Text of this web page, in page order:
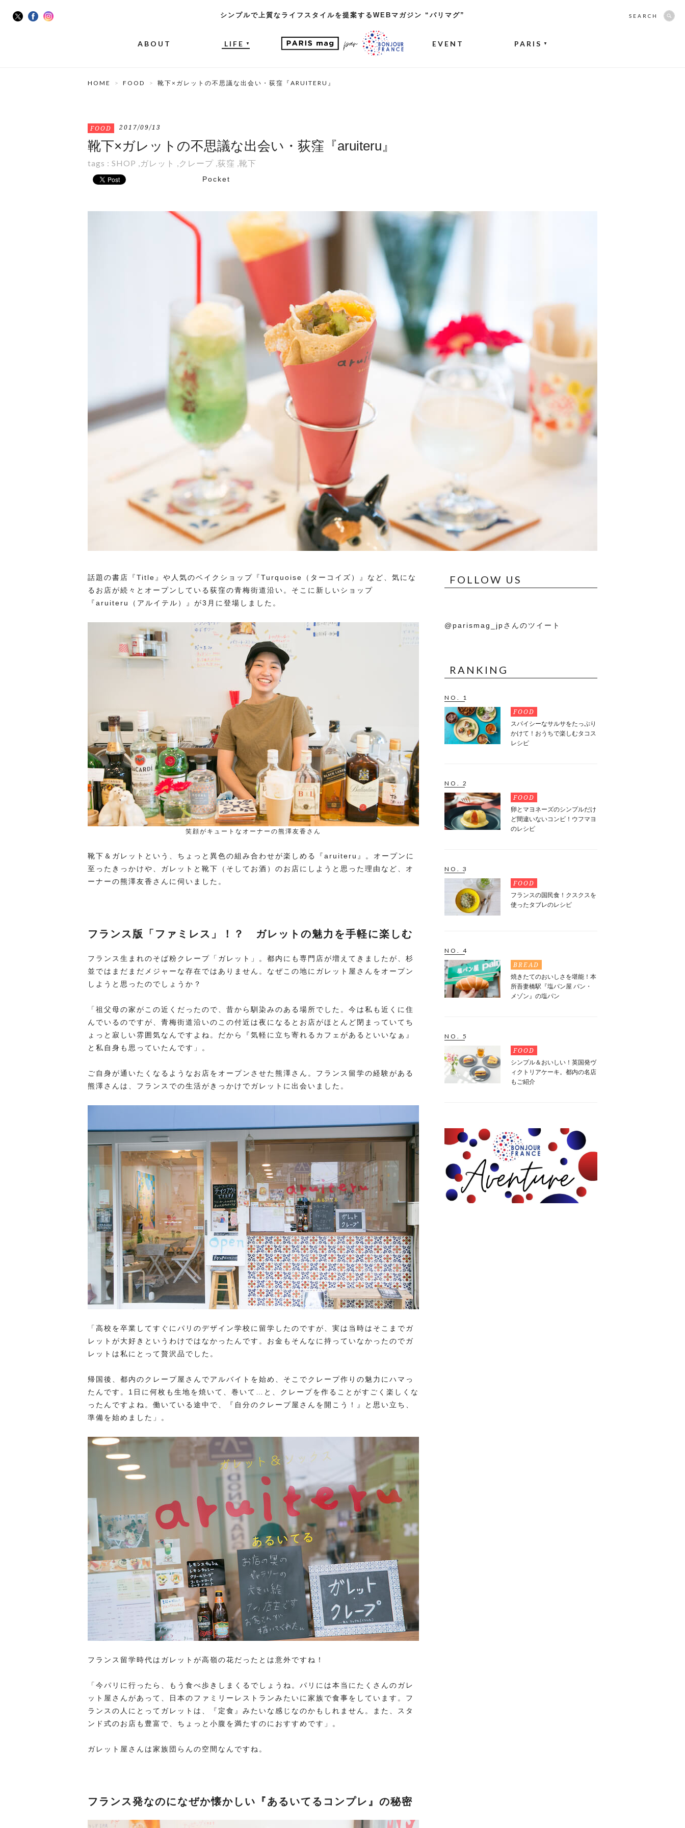
シンプルで上質なライフスタイルを提案するWEBマガジン “パリマグ”
ABOUT LIFE ▼ EVENT PARIS ▼
SEARCH
HOME FOOD 靴下×ガレットの不思議な出会い・荻窪『ARUITERU』
FOOD 2017/09/13
靴下×ガレットの不思議な出会い・荻窪『aruiteru』
tags : SHOP ,ガレット ,クレープ ,荻窪 ,靴下
Pocket
話題の書店『Title』や人気のベイクショップ『Turquoise（ターコイズ）』など、気にな
るお店が続々とオープンしている荻窪の青梅街道沿い。そこに新しいショップ
『aruiteru（アルイテル）』が3月に登場しました。
笑顔がキュートなオーナーの熊澤友香さん
靴下＆ガレットという、ちょっと異色の組み合わせが楽しめる『aruiteru』。オープンに
至ったきっかけや、ガレットと靴下（そしてお酒）のお店にしようと思った理由など、オ
ーナーの熊澤友香さんに伺いました。
フランス版「ファミレス」！？ ガレットの魅力を手軽に楽しむ
フランス生まれのそば粉クレープ「ガレット」。都内にも専門店が増えてきましたが、杉
並ではまだまだメジャーな存在ではありません。なぜこの地にガレット屋さんをオープン
しようと思ったのでしょうか？
「祖父母の家がこの近くだったので、昔から馴染みのある場所でした。今は私も近くに住
んでいるのですが、青梅街道沿いのこの付近は夜になるとお店がほとんど閉まっていてち
ょっと寂しい雰囲気なんですよね。だから『気軽に立ち寄れるカフェがあるといいなぁ』
と私自身も思っていたんです」。
ご自身が通いたくなるようなお店をオープンさせた熊澤さん。フランス留学の経験がある
熊澤さんは、フランスでの生活がきっかけでガレットに出会いました。
「高校を卒業してすぐにパリのデザイン学校に留学したのですが、実は当時はそこまでガ
レットが大好きというわけではなかったんです。お金もそんなに持っていなかったのでガ
レットは私にとって贅沢品でした。
帰国後、都内のクレープ屋さんでアルバイトを始め、そこでクレープ作りの魅力にハマっ
たんです。1日に何枚も生地を焼いて、巻いて…と、クレープを作ることがすごく楽しくな
ったんですよね。働いている途中で、『自分のクレープ屋さんを開こう！』と思い立ち、
準備を始めました」。
フランス留学時代はガレットが高嶺の花だったとは意外ですね！
「今パリに行ったら、もう食べ歩きしまくるでしょうね。パリには本当にたくさんのガレ
ット屋さんがあって、日本のファミリーレストランみたいに家族で食事をしています。フ
ランスの人にとってガレットは、『定食』みたいな感じなのかもしれません。また、スタ
ンド式のお店も豊富で、ちょっと小腹を満たすのにおすすめです」。
ガレット屋さんは家族団らんの空間なんですね。
フランス発なのになぜか懐かしい『あるいてるコンプレ』の秘密
FOLLOW US
@parismag_jpさんのツイート
RANKING
NO. 1
FOOD
スパイシーなサルサをたっぷり
かけて！おうちで楽しむタコス
レシピ
NO. 2
FOOD
卵とマヨネーズのシンプルだけ
ど間違いないコンビ！ウフマヨ
のレシピ
NO. 3
FOOD
フランスの国民食！クスクスを
使ったタブレのレシピ
NO. 4
BREAD
焼きたてのおいしさを堪能！本
所吾妻橋駅『塩パン屋 パン・
メゾン』の塩パン
NO. 5
FOOD
シンプル＆おいしい！英国発ヴ
ィクトリアケーキ。都内の名店
もご紹介